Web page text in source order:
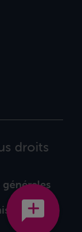
droits